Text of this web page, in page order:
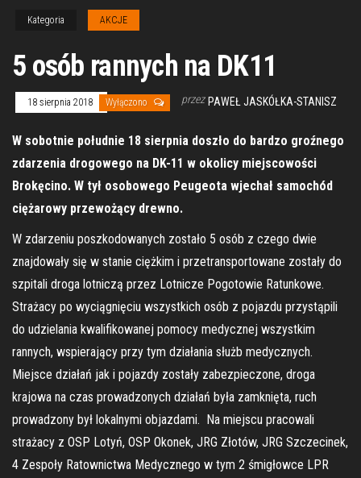
Kategoria AKCJE
5 osób rannych na DK11
18 sierpnia 2018 Wyłączono przez PAWEŁ JASKÓŁKA-STANISZ
W sobotnie południe 18 sierpnia doszło do bardzo groźnego
zdarzenia drogowego na DK-11 w okolicy miejscowości
Brokęcino. W tył osobowego Peugeota wjechał samochód
ciężarowy przewożący drewno.
W zdarzeniu poszkodowanych zostało 5 osób z czego dwie
znajdowały się w stanie ciężkim i przetransportowane zostały do
szpitali droga lotniczą przez Lotnicze Pogotowie Ratunkowe.
Strażacy po wyciągnięciu wszystkich osób z pojazdu przystąpili
do udzielania kwalifikowanej pomocy medycznej wszystkim
rannych, wspierający przy tym działania służb medycznych.
Miejsce działań jak i pojazdy zostały zabezpieczone, droga
krajowa na czas prowadzonych działań była zamknięta, ruch
prowadzony był lokalnymi objazdami. Na miejscu pracowali
strażacy z OSP Lotyń, OSP Okonek, JRG Złotów, JRG Szczecinek,
4 Zespoły Ratownictwa Medycznego w tym 2 śmigłowce LPR